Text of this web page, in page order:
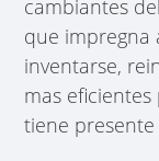
cambiantes
que impregna
inventarse,
mas
tiene